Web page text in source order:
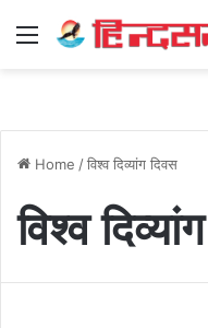
Menu
Home /विश्व दिव्यांग दिवस
विश्व